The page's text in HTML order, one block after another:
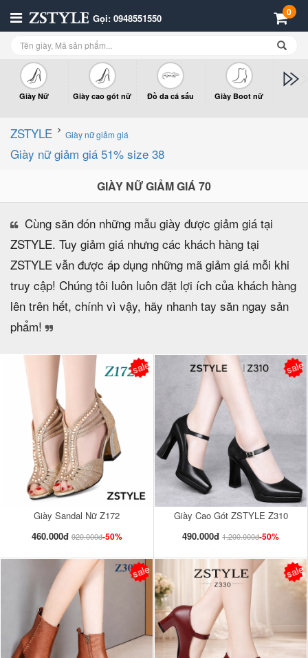
Gọi: 0948551550 0
Giày Nữ Giày cao gót nữ Đồ da cá sấu Giày Boot nữ
ZSTYLE Giày nữ giảm giá
Giày nữ giảm giá 51% size 38
GIÀY NỮ GIẢM GIÁ 70
Cùng săn đón những mẫu giày được giảm giá tại
ZSTYLE. Tuy giảm giá nhưng các khách hàng tại
ZSTYLE vẫn được áp dụng những mã giảm giá mỗi khi
truy cập! Chúng tôi luôn luôn đặt lợi ích của khách hàng
lên trên hết, chính vì vậy, hãy nhanh tay săn ngay sản
phẩm!
Giày Sandal Nữ Z172
460.000đ 920.000đ-50%
sale
Giày Cao Gót ZSTYLE Z310
490.000đ 1.200.000đ-50%
sale
sale sale